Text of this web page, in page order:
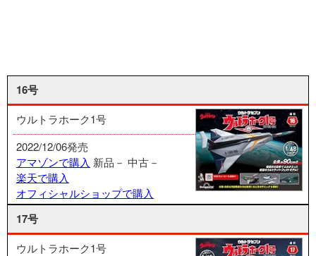
16号
ウルトラホーク1号
2022/12/06発売
アマゾンで購入 新品－ 中古－
楽天で購入
オフィシャルショップで購入
17号
ウルトラホーク1号